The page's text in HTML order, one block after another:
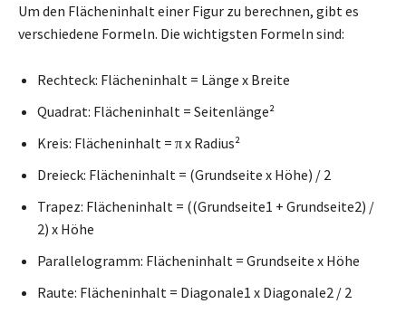
Um den Flächeninhalt einer Figur zu berechnen, gibt es
verschiedene Formeln. Die wichtigsten Formeln sind:
Rechteck: Flächeninhalt = Länge x Breite
Quadrat: Flächeninhalt = Seitenlänge²
Kreis: Flächeninhalt = π x Radius²
Dreieck: Flächeninhalt = (Grundseite x Höhe) / 2
Trapez: Flächeninhalt = ((Grundseite1 + Grundseite2) /
2) x Höhe
Parallelogramm: Flächeninhalt = Grundseite x Höhe
Raute: Flächeninhalt = Diagonale1 x Diagonale2 / 2